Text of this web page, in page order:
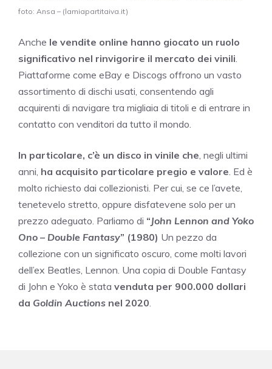
foto: Ansa – (lamiapartitaiva.it)
Anche le vendite online hanno giocato un ruolo
significativo nel rinvigorire il mercato dei vinili
Piattaforme come eBay e Discogs offrono un vasto
assortimento di dischi usati, consentendo agli
acquirenti di navigare tra migliaia di titoli e di entrare in
contatto con venditori da tutto il mondo.
In particolare, c’è un disco in vinile che , negli ultimi
anni, ha acquisito particolare pregio e valore . Ed è
molto richiesto dai collezionisti. Per cui, se ce l’avete,
tenetevelo stretto, oppure disfatevene solo per un
prezzo adeguato. Parliamo di “John Lennon and Yoko
Ono – Double Fantasy” (1980) Un pezzo da
collezione con un significato oscuro, come molti lavori
dell’ex Beatles, Lennon. Una copia di Double Fantasy
di John e Yoko è stata venduta per 900.000 dollari
da Goldin Auctions nel 2020